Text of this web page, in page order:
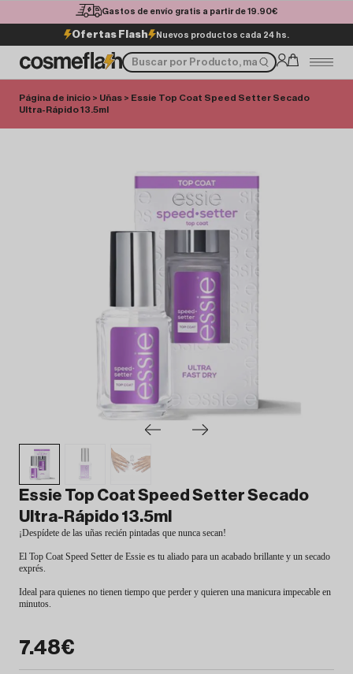
Gastos de envío gratis a partir de 19.90€
Ofertas Flash Nuevos productos cada 24 hs.
Página de inicio > Uñas > Essie Top Coat Speed Setter Secado
Ultra-Rápido 13.5ml
Essie Top Coat Speed Setter Secado
Ultra-Rápido 13.5ml
¡Despídete de las uñas recién pintadas que nunca secan!
El Top Coat Speed Setter de Essie es tu aliado para un acabado brillante y un secado
exprés.
Ideal para quienes no tienen tiempo que perder y quieren una manicura impecable en
minutos.
7.48€